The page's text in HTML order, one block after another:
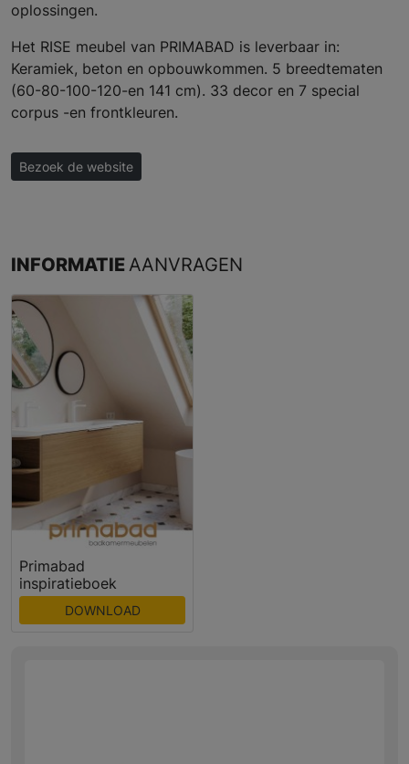
oplossingen.
Het RISE meubel van PRIMABAD is leverbaar in:
Keramiek, beton en opbouwkommen. 5 breedtematen
(60-80-100-120-en 141 cm). 33 decor en 7 special
corpus -en frontkleuren.
Bezoek de website
INFORMATIEAANVRAGEN
Primabad
inspiratieboek
DOWNLOAD